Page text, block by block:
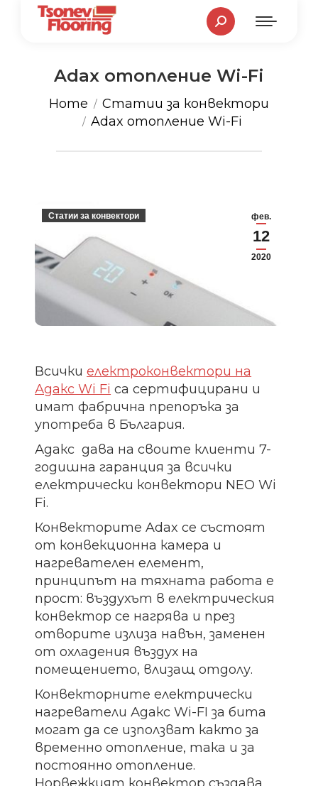
Search:
Adax отопление Wi-Fi
You are here:
Home
Статии за конвектори
Adax отопление Wi-Fi
фев.
12
2020
Статии за конвектори
Всичкиелектроконвектори на
Адакс Wi Fi са сертифицирани и
имат фабрична препоръка за
употреба в България.
Адакс дава на своите клиенти 7-
годишна гаранция за всички
електрически конвектори NEO Wi
Fi.
Конвекторите Adax се състоят
от конвекционна камера и
нагревателен елемент,
принципът на тяхната работа е
прост: въздухът в електрическия
конвектор се нагрява и през
отворите излиза навън, заменен
от охладения въздух на
помещението, влизащ отдолу.
Конвекторните електрически
нагреватели Адакс Wi-FI за бита
могат да се използват както за
временно отопление, така и за
постоянно отопление.